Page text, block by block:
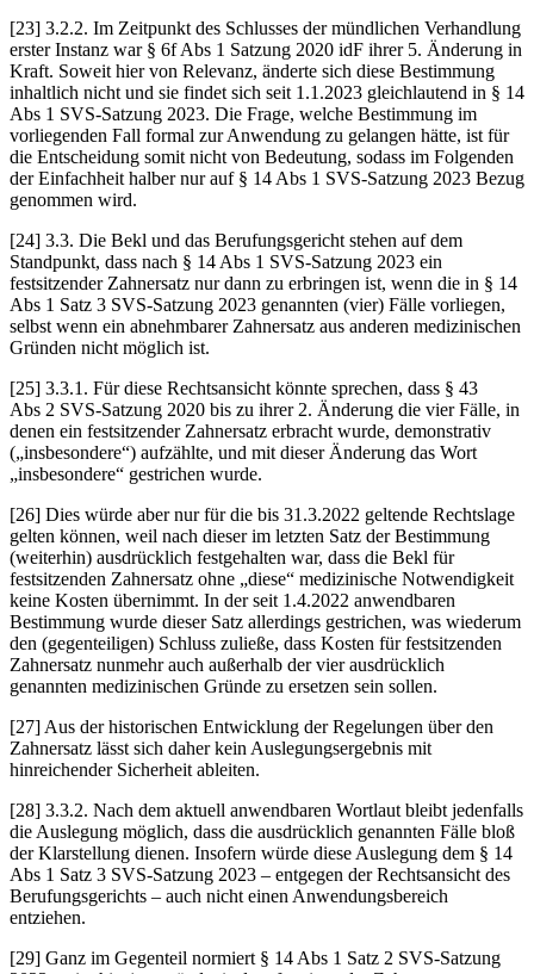
[23] 3.2.2. Im Zeitpunkt des Schlusses der mündlichen Verhandlung
erster Instanz war § 6f Abs 1 Satzung 2020 idF ihrer 5. Änderung in
Kraft. Soweit hier von Relevanz, änderte sich diese Bestimmung
inhaltlich nicht und sie findet sich seit 1.1.2023 gleichlautend in § 14
Abs 1 SVS-Satzung 2023. Die Frage, welche Bestimmung im
vorliegenden Fall formal zur Anwendung zu gelangen hätte, ist für
die Entscheidung somit nicht von Bedeutung, sodass im Folgenden
der Einfachheit halber nur auf § 14 Abs 1 SVS-Satzung 2023 Bezug
genommen wird.
[24] 3.3. Die Bekl und das Berufungsgericht stehen auf dem
Standpunkt, dass nach § 14 Abs 1 SVS-Satzung 2023 ein
festsitzender Zahnersatz nur dann zu erbringen ist, wenn die in § 14
Abs 1 Satz 3 SVS-Satzung 2023 genannten (vier) Fälle vorliegen,
selbst wenn ein abnehmbarer Zahnersatz aus anderen medizinischen
Gründen nicht möglich ist.
[25] 3.3.1. Für diese Rechtsansicht könnte sprechen, dass § 43
Abs 2 SVS-Satzung 2020 bis zu ihrer 2. Änderung die vier Fälle, in
denen ein festsitzender Zahnersatz erbracht wurde, demonstrativ
(„insbesondere“) aufzählte, und mit dieser Änderung das Wort
„insbesondere“ gestrichen wurde.
[26] Dies würde aber nur für die bis 31.3.2022 geltende Rechtslage
gelten können, weil nach dieser im letzten Satz der Bestimmung
(weiterhin) ausdrücklich festgehalten war, dass die Bekl für
festsitzenden Zahnersatz ohne „diese“ medizinische Notwendigkeit
keine Kosten übernimmt. In der seit 1.4.2022 anwendbaren
Bestimmung wurde dieser Satz allerdings gestrichen, was wiederum
den (gegenteiligen) Schluss zuließe, dass Kosten für festsitzenden
Zahnersatz nunmehr auch außerhalb der vier ausdrücklich
genannten medizinischen Gründe zu ersetzen sein sollen.
[27] Aus der historischen Entwicklung der Regelungen über den
Zahnersatz lässt sich daher kein Auslegungsergebnis mit
hinreichender Sicherheit ableiten.
[28] 3.3.2. Nach dem aktuell anwendbaren Wortlaut bleibt jedenfalls
die Auslegung möglich, dass die ausdrücklich genannten Fälle bloß
der Klarstellung dienen. Insofern würde diese Auslegung dem § 14
Abs 1 Satz 3 SVS-Satzung 2023 – entgegen der Rechtsansicht des
Berufungsgerichts – auch nicht einen Anwendungsbereich
entziehen.
[29] Ganz im Gegenteil normiert § 14 Abs 1 Satz 2 SVS-Satzung